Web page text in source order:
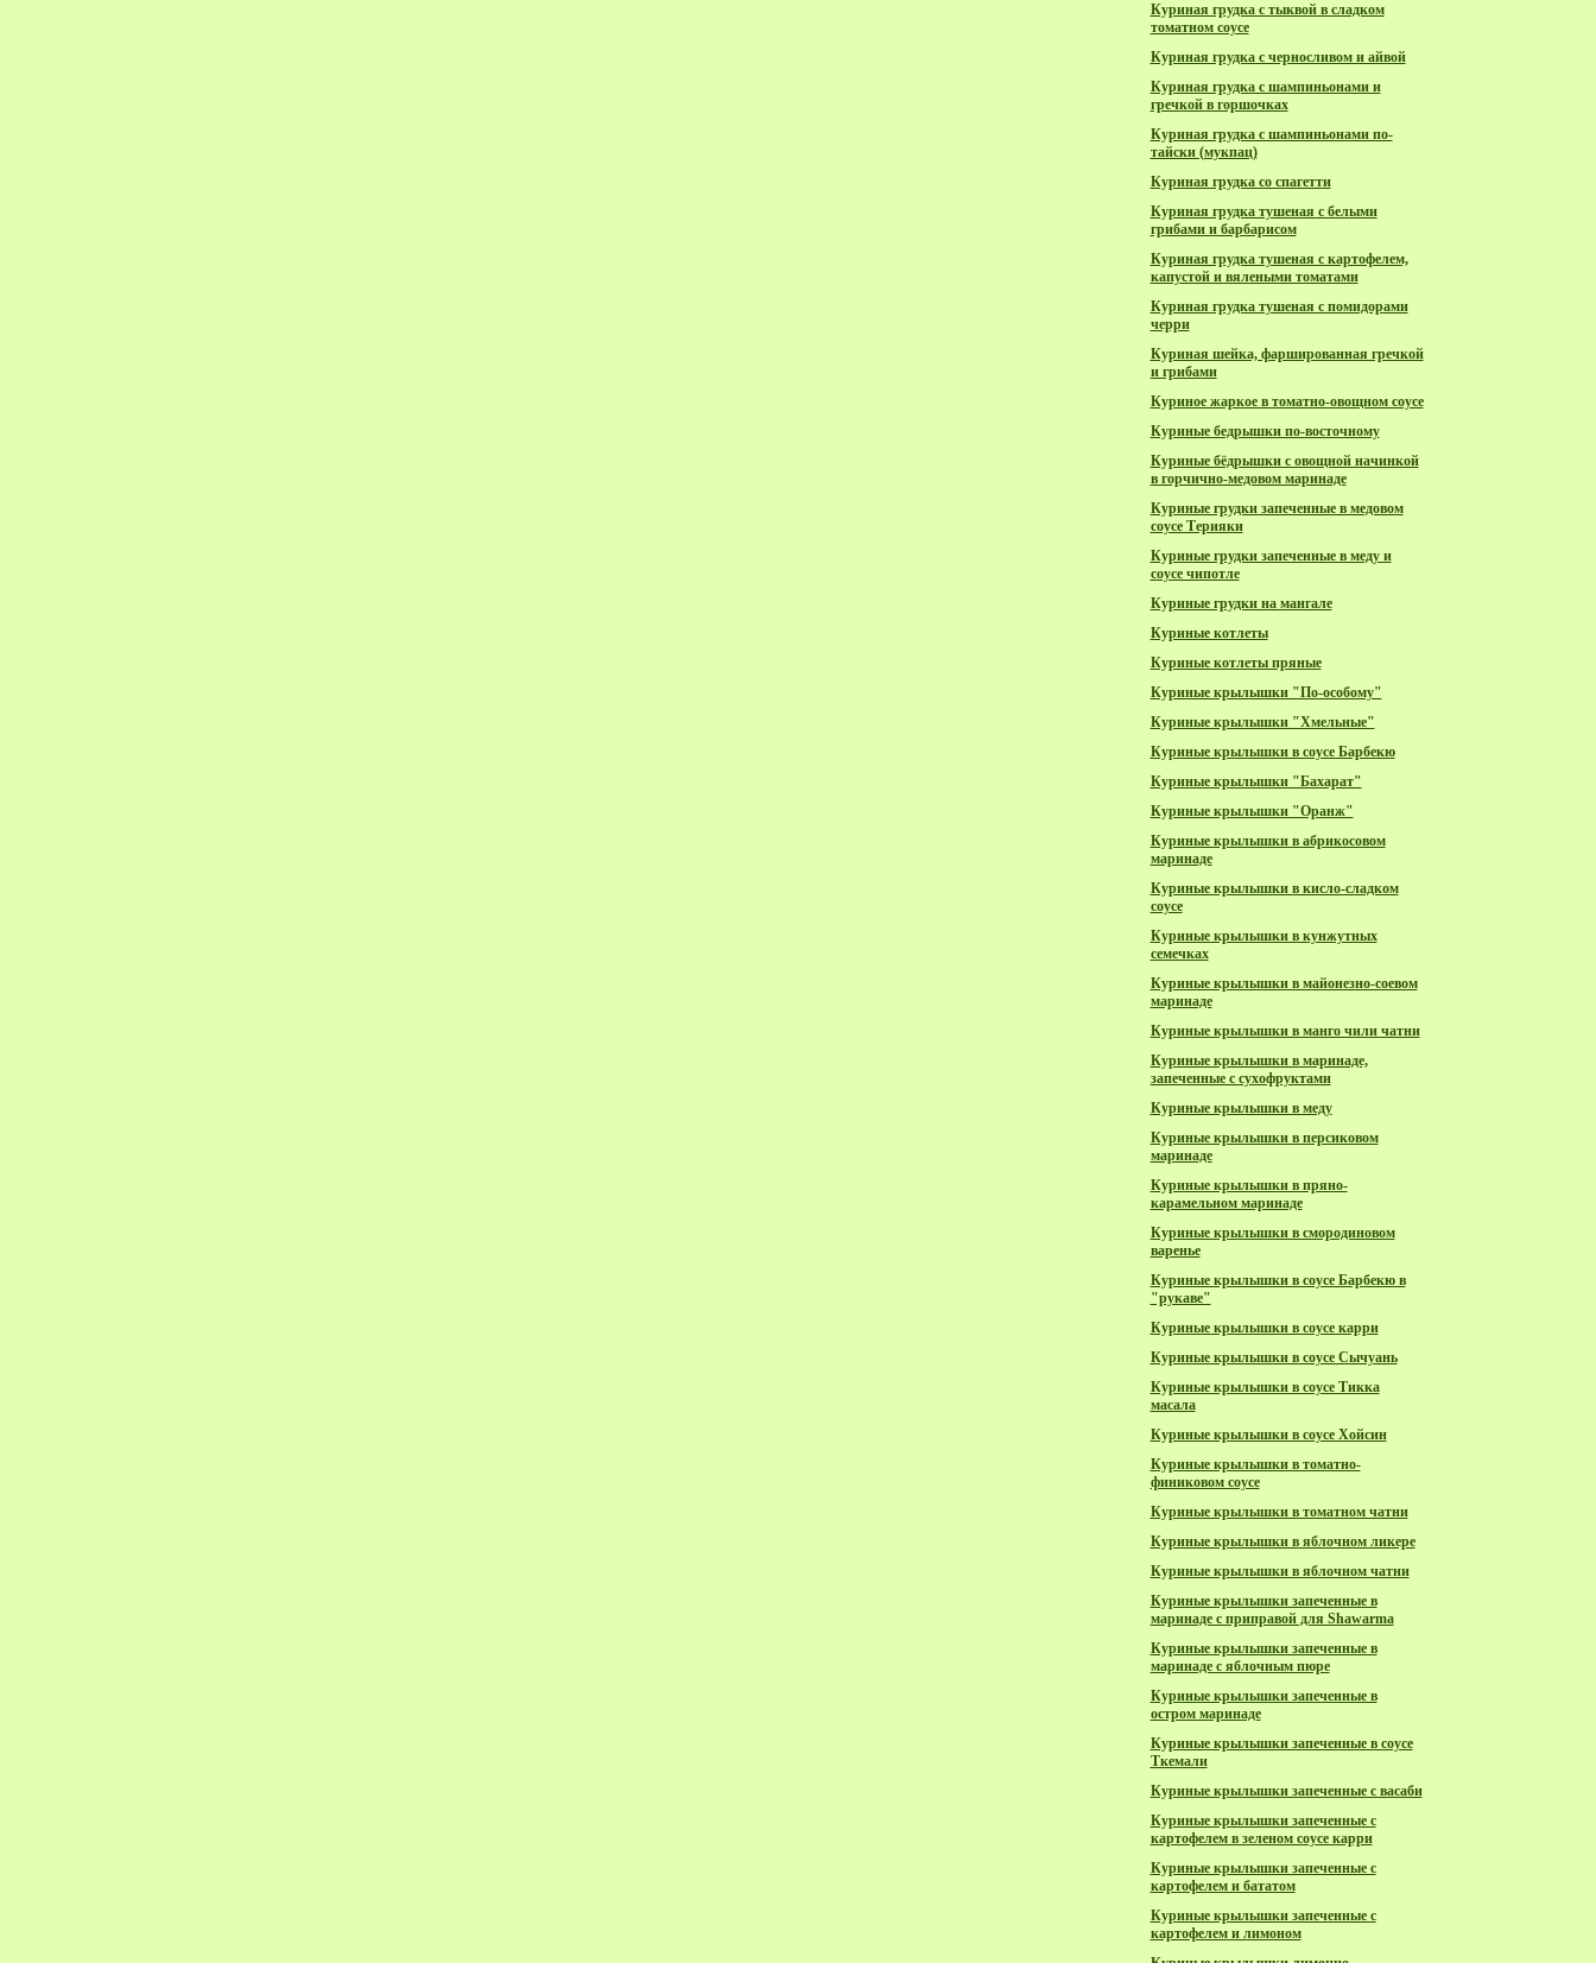
Куриная грудка с тыквой в сладком
томатном соусе
Куриная грудка с черносливом и айвой
Куриная грудка с шампиньонами и
гречкой в горшочках
Куриная грудка с шампиньонами по-
тайски (мукпац)
Куриная грудка со спагетти
Куриная грудка тушеная с белыми
грибами и барбарисом
Куриная грудка тушеная с картофелем,
капустой и вялеными томатами
Куриная грудка тушеная с помидорами
черри
Куриная шейка, фаршированная гречкой
и грибами
Куриное жаркое в томатно-овощном соусе
Куриные бедрышки по-восточному
Куриные бёдрышки с овощной начинкой
в горчично-медовом маринаде
Куриные грудки запеченные в медовом
соусе Терияки
Куриные грудки запеченные в меду и
соусе чипотле
Куриные грудки на мангале
Куриные котлеты
Куриные котлеты пряные
Куриные крылышки "По-особому"
Куриные крылышки "Хмельные"
Куриные крылышки в соусе Барбекю
Куриные крылышки "Бахарат"
Куриные крылышки "Оранж"
Куриные крылышки в абрикосовом
маринаде
Куриные крылышки в кисло-сладком
соусе
Куриные крылышки в кунжутных
семечках
Куриные крылышки в майонезно-соевом
маринаде
Куриные крылышки в манго чили чатни
Куриные крылышки в маринаде,
запеченные с сухофруктами
Куриные крылышки в меду
Куриные крылышки в персиковом
маринаде
Куриные крылышки в пряно-
карамельном маринаде
Куриные крылышки в смородиновом
варенье
Куриные крылышки в соусе Барбекю в
"рукаве"
Куриные крылышки в соусе карри
Куриные крылышки в соусе Сычуань
Куриные крылышки в соусе Тикка
масала
Куриные крылышки в соусе Хойсин
Куриные крылышки в томатно-
финиковом соусе
Куриные крылышки в томатном чатни
Куриные крылышки в яблочном ликере
Куриные крылышки в яблочном чатни
Куриные крылышки запеченные в
маринаде с приправой для Shawarma
Куриные крылышки запеченные в
маринаде с яблочным пюре
Куриные крылышки запеченные в
остром маринаде
Куриные крылышки запеченные в соусе
Ткемали
Куриные крылышки запеченные с васаби
Куриные крылышки запеченные с
картофелем в зеленом соусе карри
Куриные крылышки запеченные с
картофелем и бататом
Куриные крылышки запеченные с
картофелем и лимоном